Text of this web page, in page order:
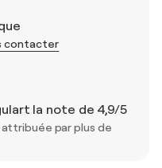
contacter
la note de 4,9/5
par plus de